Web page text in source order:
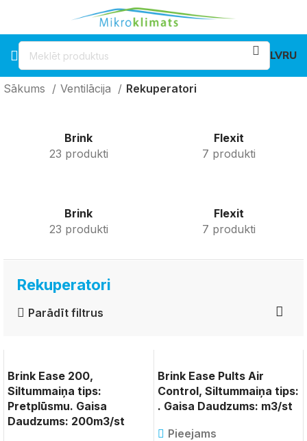
LVRU
Sākums Ventilācija Rekuperatori
Brink
23 produkti
Flexit
7 produkti
Brink
23 produkti
Flexit
7 produkti
Rekuperatori
Parādīt filtrus
Brink Ease 200,
Siltummaiņa tips:
Pretplūsmu. Gaisa
Daudzums: 200m3/st
Brink Ease Pults Air
Control, Siltummaiņa tips:
. Gaisa Daudzums: m3/st
Pieejams